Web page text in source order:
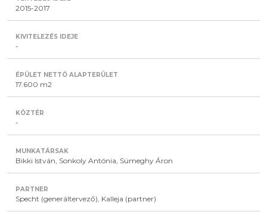
2015-2017
-
17.600 m2
-
Bikki István, Sonkoly Antónia, Sümeghy Áron
Specht (generáltervező), Kalleja (partner)